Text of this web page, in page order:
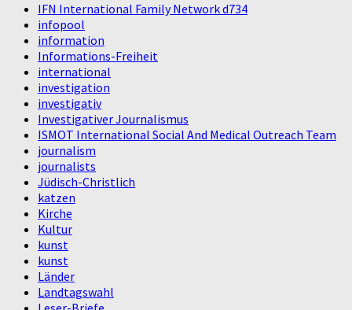
IFN International Family Network d734
infopool
information
Informations-Freiheit
international
investigation
investigativ
Investigativer Journalismus
ISMOT International Social And Medical Outreach Team
journalism
journalists
Jüdisch-Christlich
katzen
Kirche
Kultur
kunst
kunst
Länder
Landtagswahl